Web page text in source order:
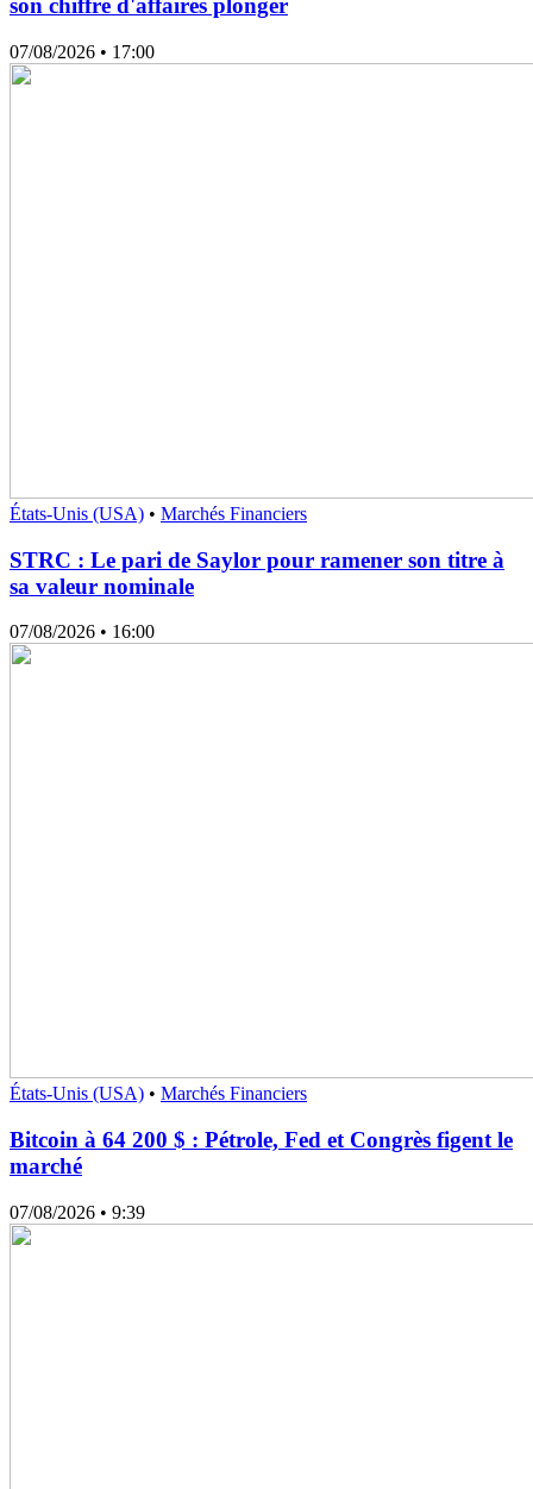
son chiffre d'affaires plonger
07/08/2026 • 17:00
États-Unis (USA) • Marchés Financiers
STRC : Le pari de Saylor pour ramener son titre à
sa valeur nominale
07/08/2026 • 16:00
États-Unis (USA) • Marchés Financiers
Bitcoin à 64 200 $ : Pétrole, Fed et Congrès figent le
marché
07/08/2026 • 9:39